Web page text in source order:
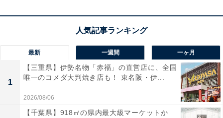
最新 一週間 一ヶ月
1
【三重県】伊勢名物「赤福」の直営店に、全国
唯一のコメダ大判焼き店も！ 東名阪・伊...
2026/08/06
【千葉県】918㎡の県内最大級マーケットか